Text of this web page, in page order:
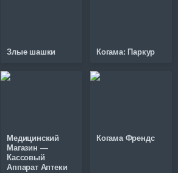
Злые шашки Когама: Паркур
Медицинский
Магазин —
Кассовый
Аппарат Аптеки
Когама Френдс